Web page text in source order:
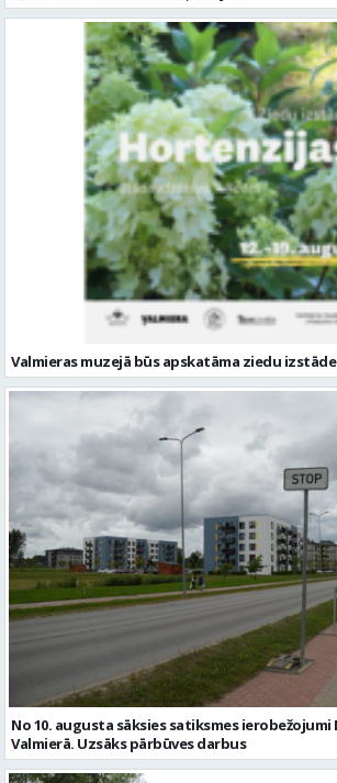
Valmieras muzejā būs apskatāma ziedu
No 10. augusta sāksies satiksmes ierobežojumi
Valmierā. Uzsāks pārbūves darbus